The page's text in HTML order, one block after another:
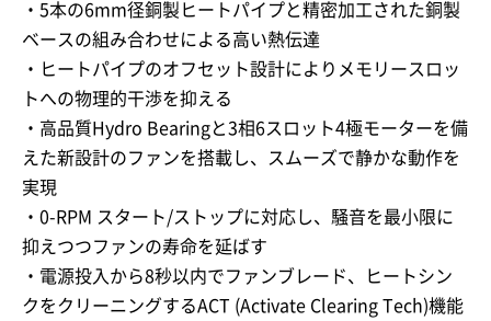
・5本の6mm径銅製ヒートパイプと精密加工された銅製
ベースの組み合わせによる高い熱伝達
・ヒートパイプのオフセット設計によりメモリースロッ
トへの物理的干渉を抑える
・高品質Hydro Bearingと3相6スロット4極モーターを備
えた新設計のファンを搭載し、スムーズで静かな動作を
実現
・0-RPM スタート/ストップに対応し、騒音を最小限に
抑えつつファンの寿命を延ばす
・電源投入から8秒以内でファンブレード、ヒートシン
クをクリーニングするACT (Activate Clearing Tech)機能